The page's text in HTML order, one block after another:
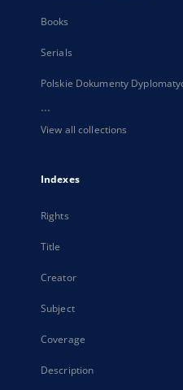
Books
Serials
Polskie Dokumenty
...
View all collections
Indexes
Rights
Title
Creator
Subject
Coverage
Description